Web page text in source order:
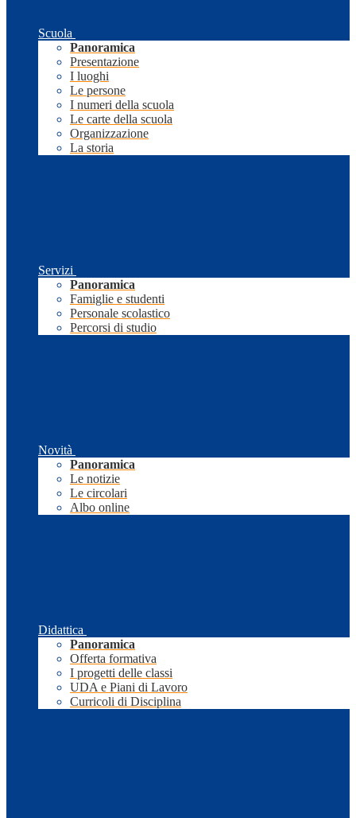
Scuola
Panoramica
Presentazione
I luoghi
Le persone
I numeri della scuola
Le carte della scuola
Organizzazione
La storia
Servizi
Panoramica
Famiglie e studenti
Personale scolastico
Percorsi di studio
Novità
Panoramica
Le notizie
Le circolari
Albo online
Didattica
Panoramica
Offerta formativa
I progetti delle classi
UDA e Piani di Lavoro
Curricoli di Disciplina